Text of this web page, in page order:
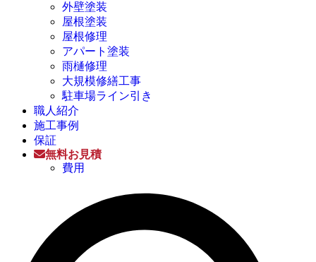
外壁塗装
屋根塗装
屋根修理
アパート塗装
雨樋修理
大規模修繕工事
駐車場ライン引き
職人紹介
施工事例
保証
無料お見積
費用